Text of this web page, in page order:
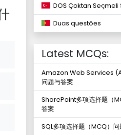
DOS Çoktan Seçmeli
Duas questões
Latest MCQs:
Amazon Web Services
问题与答案
SharePoint多项选择题（
答案
SQL多项选择题（MCQ）